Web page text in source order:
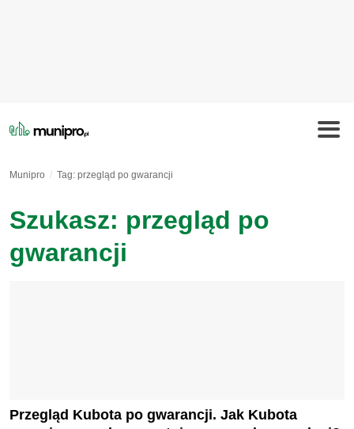
Munipro Tag: przegląd po gwarancji
Szukasz: przegląd po
gwarancji
Przegląd Kubota po gwarancji. Jak Kubota